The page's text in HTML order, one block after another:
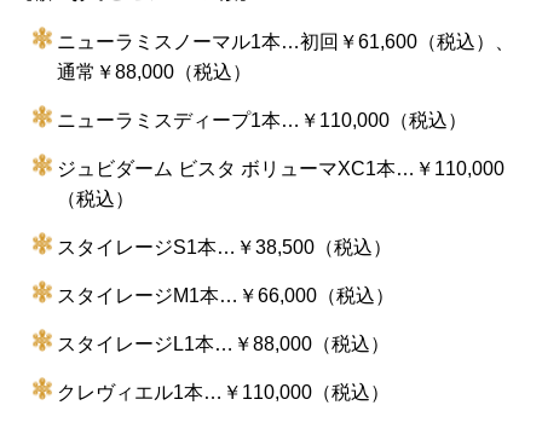
ニューラミスノーマル1本…初回￥61,600（税込）、
通常￥88,000（税込）
ニューラミスディープ1本…￥110,000（税込）
ジュビダーム ビスタ ボリューマXC1本…￥110,000
（税込）
スタイレージS1本…￥38,500（税込）
スタイレージM1本…￥66,000（税込）
スタイレージL1本…￥88,000（税込）
クレヴィエル1本…￥110,000（税込）